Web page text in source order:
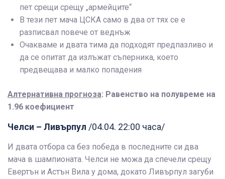
пет срещи срещу „армейците“
В тези пет мача ЦСКА само в два от тях се е
разписвал повече от веднъж
Очакваме и двата тима да подходят предпазливо и
да се опитат да излъжат съперника, което
предвещава и малко попадения
Алтернативна прогноза: Равенство на полувреме на
1.96 коефициент
Челси – Ливърпул /04.04. 22:00 часа/
И двата отбора са без победа в последните си два
мача в шампионата. Челси не можа да спечели срещу
Евертън и Астън Вила у дома, докато Ливърпул загуби